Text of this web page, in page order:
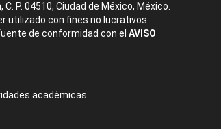
P. 04510, Ciudad de México, México.
utilizado con fines no lucrativos
de conformidad con el AVISO
académicas